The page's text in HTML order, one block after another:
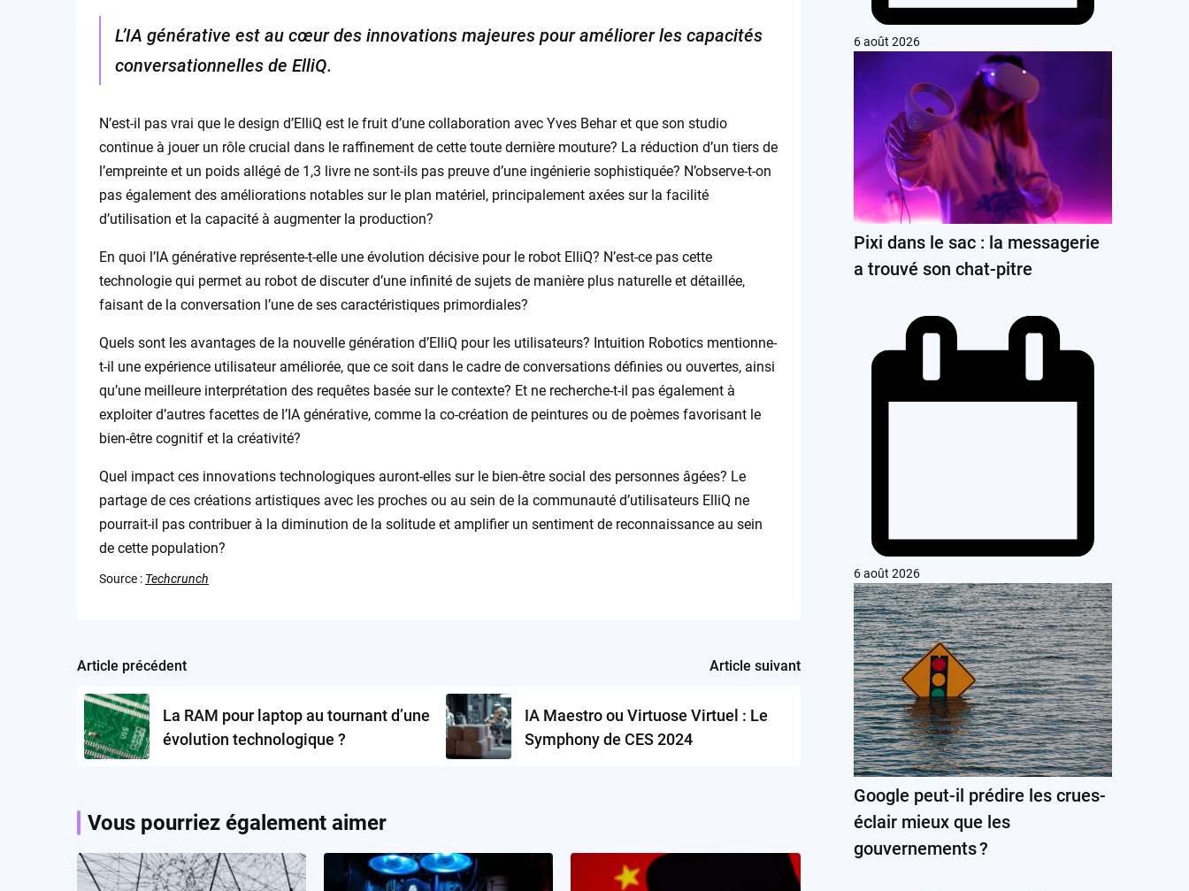
L’IA générative est au cœur des innovations majeures pour améliorer les capacités
conversationnelles de ElliQ.
N’est-il pas vrai que le design d’ElliQ est le fruit d’une collaboration avec Yves Behar et que son studio
continue à jouer un rôle crucial dans le raffinement de cette toute dernière mouture? La réduction d’un tiers de
l’empreinte et un poids allégé de 1,3 livre ne sont-ils pas preuve d’une ingénierie sophistiquée? N’observe-t-on
pas également des améliorations notables sur le plan matériel, principalement axées sur la facilité
d’utilisation et la capacité à augmenter la production?
En quoi l’IA générative représente-t-elle une évolution décisive pour le robot ElliQ? N’est-ce pas cette
technologie qui permet au robot de discuter d’une infinité de sujets de manière plus naturelle et détaillée,
faisant de la conversation l’une de ses caractéristiques primordiales?
Quels sont les avantages de la nouvelle génération d’ElliQ pour les utilisateurs? Intuition Robotics mentionne-
t-il une expérience utilisateur améliorée, que ce soit dans le cadre de conversations définies ou ouvertes, ainsi
qu’une meilleure interprétation des requêtes basée sur le contexte? Et ne recherche-t-il pas également à
exploiter d’autres facettes de l’IA générative, comme la co-création de peintures ou de poèmes favorisant le
bien-être cognitif et la créativité?
Quel impact ces innovations technologiques auront-elles sur le bien-être social des personnes âgées? Le
partage de ces créations artistiques avec les proches ou au sein de la communauté d’utilisateurs ElliQ ne
pourrait-il pas contribuer à la diminution de la solitude et amplifier un sentiment de reconnaissance au sein
de cette population?
Source : Techcrunch
Post
navigation
Article précédent
La RAM pour laptop au tournant d’une
évolution technologique ?
Article suivant
IA Maestro ou Virtuose Virtuel : Le
Symphony de CES 2024
Vous pourriez également aimer
6 août 2026
Pixi dans le sac : la messagerie
a trouvé son chat-pitre
6 août 2026
Google peut-il prédire les crues-
éclair mieux que les
gouvernements ?